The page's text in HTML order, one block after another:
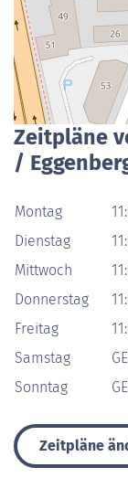
Zeitpläne
/
Montag
Dienstag
Mittwoch
Donnerstag
Freitag
Samstag
Sonntag
Zeitpläne